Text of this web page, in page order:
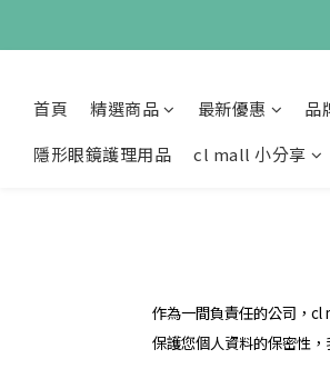
首頁 精選商品 最新優惠 品
隱形眼鏡護理用品
cl mall 小分享
作為一間負責任的公司，cl
保護您個人資料的保密性